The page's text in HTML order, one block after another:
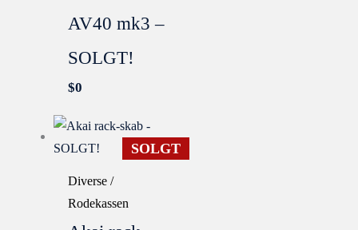
AV40 mk3 –
SOLGT!
$0
SOLGT
Diverse /
Rodekassen